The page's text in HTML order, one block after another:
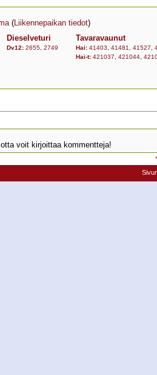
(Liikennepaikan tiedot)
Dieselveturi
Dv12: 2655 2749
Tavaravaunut
Hai: 41403 41481 41527
Hai-t: 421037 421044
voit kirjoittaa kommentteja!